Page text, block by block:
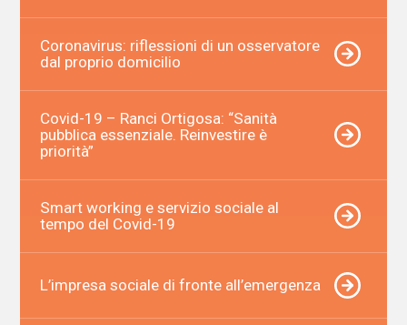
Coronavirus: riflessioni di un osservatore
dal proprio domicilio
Covid-19 – Ranci Ortigosa: “Sanità
pubblica essenziale. Reinvestire è
priorità”
Smart working e servizio sociale al
tempo del Covid-19
L’impresa sociale di fronte all’emergenza